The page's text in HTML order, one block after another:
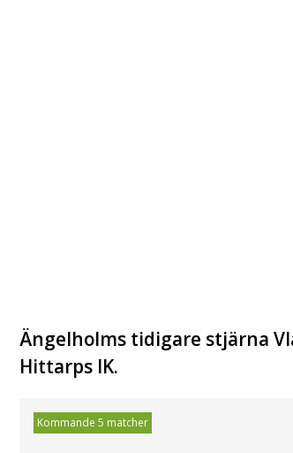
Ängelholms tidigare stjärna
Hittarps IK.
Kommande 5 matcher